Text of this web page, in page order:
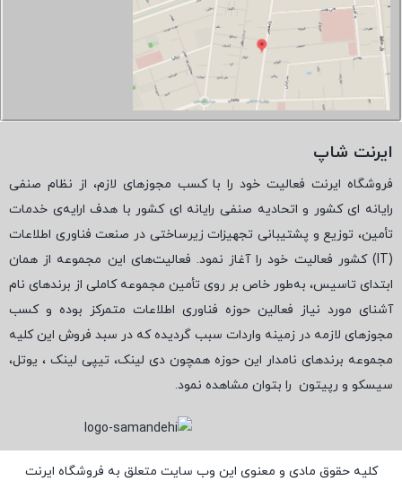
ایرنت شاپ
فروشگاه ایرنت فعالیت خود را با کسب مجوزهای لازم، از نظام صنفی
رایانه ای کشور و اتحادیه صنفی رایانه ای کشور با هدف ارایه‌ی خدمات
تأمین، توزیع و پشتیبانی تجهیزات زیرساختی در صنعت فناوری اطلاعات
(
IT) کشور فعالیت خود را آغاز نمود. فعالیت‌های این مجموعه از همان
ابتدای تاسیس، به‌طور خاص بر روی تأمین مجموعه کاملی از برندهای نام
آشنای مورد نیاز فعالین حوزه فناوری اطلاعات متمرکز بوده و کسب
مجوزهای لازمه در زمینه واردات سبب گردیده که در سبد فروش این کلیه
مجموعه برندهای نامدار این حوزه همچون دی لینک، تیپی لینک ، یوتل،
سیسکو و رپیتون را بتوان مشاهده نمود.
کلیه حقوق مادی و معنوی این وب سایت متعلق به فروشگاه ایرنت